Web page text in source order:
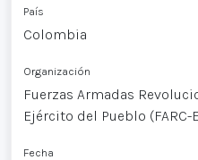
País
Colombia
Organización
Fuerzas Armadas
Ejército del Pueblo (FARC-
Fecha